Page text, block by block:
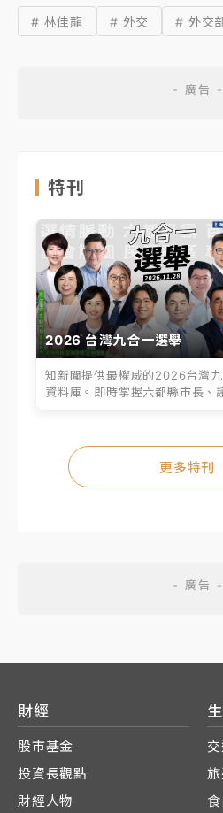
# 林佳龍 # 外交 # 外交
特刊
2026 台灣九合一選舉
知新聞提供最權威的2026台灣
資料庫。即時掌握六都縣市長、
更多特刊
財經
股市基金
投資長觀點
財經人物